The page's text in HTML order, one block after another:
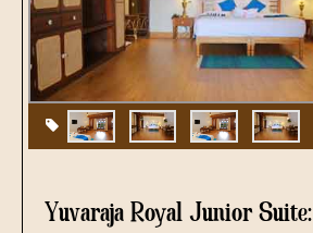
Yuvaraja Royal Junior Suite: